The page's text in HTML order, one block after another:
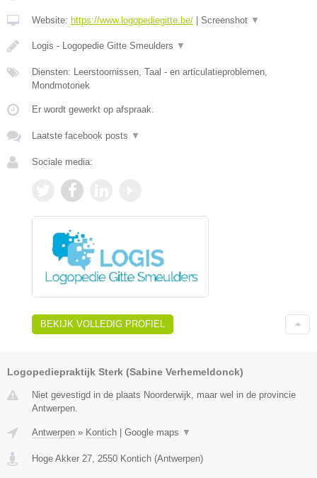
Website: https://www.logopediegitte.be/ | Screenshot ▼
Logis - Logopedie Gitte Smeulders ▼
Diensten: Leerstoornissen, Taal - en articulatieproblemen,
Mondmotoriek
Er wordt gewerkt op afspraak.
Laatste facebook posts ▼
Sociale media:
BEKIJK VOLLEDIG PROFIEL
Logopediepraktijk Sterk (Sabine Verhemeldonck)
Niet gevestigd in de plaats Noorderwijk, maar wel in de provincie
Antwerpen.
Antwerpen » Kontich | Google maps ▼
Hoge Akker 27 2550 Kontich (Antwerpen)